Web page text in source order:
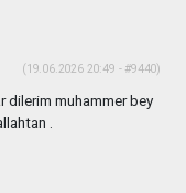
(19.06.2026 20:49 - #9440)
dilerim muhammer bey
.